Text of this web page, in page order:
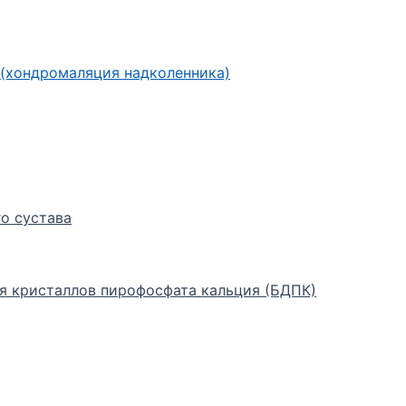
надколенника)
сустава
кристаллов пирофосфата кальция (БДПК)